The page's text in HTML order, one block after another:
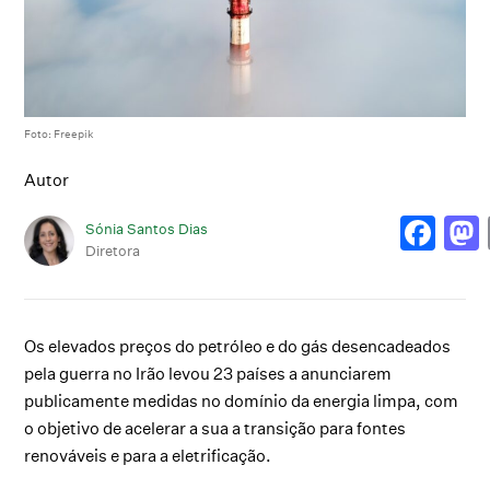
Foto: Freepik
Autor
Sónia Santos Dias
Diretora
Os elevados preços do petróleo e do gás desencadeados
pela guerra no Irão levou 23 países a anunciarem
publicamente medidas no domínio da energia limpa, com
o objetivo de acelerar a sua a transição para fontes
renováveis e para a eletrificação.